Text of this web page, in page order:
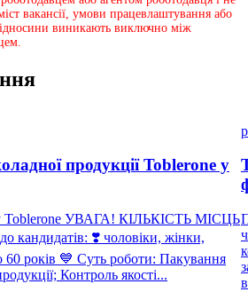
вакансії, умови працевлаштування або
виникають виключно між
продукції Toblerone у
Toblerone УВАГА! КІЛЬКІСТЬ МІСЦЬ
❣️ чоловіки, жінки,
60 років 💙 Суть роботи: Пакування
Контроль якості...